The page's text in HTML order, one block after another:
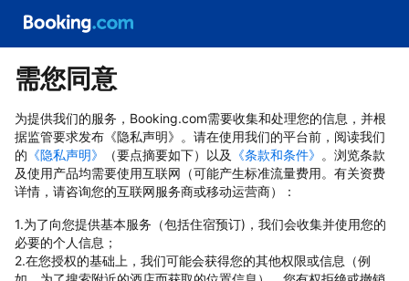
需您同意
为提供我们的服务，Booking.com需要收集和处理您的信息，并根
据监管要求发布《隐私声明》。请在使用我们的平台前，阅读我们
的 《隐私声明》 （要点摘要如下）以及 《条款和条件》 。浏览条款
及使用产品均需要使用互联网（可能产生标准流量费用。有关资费
详情，请咨询您的互联网服务商或移动运营商）：
1.为了向您提供基本服务（包括住宿预订)，我们会收集并使用您的
必要的个人信息；
2.在您授权的基础上，我们可能会获得您的其他权限或信息（例